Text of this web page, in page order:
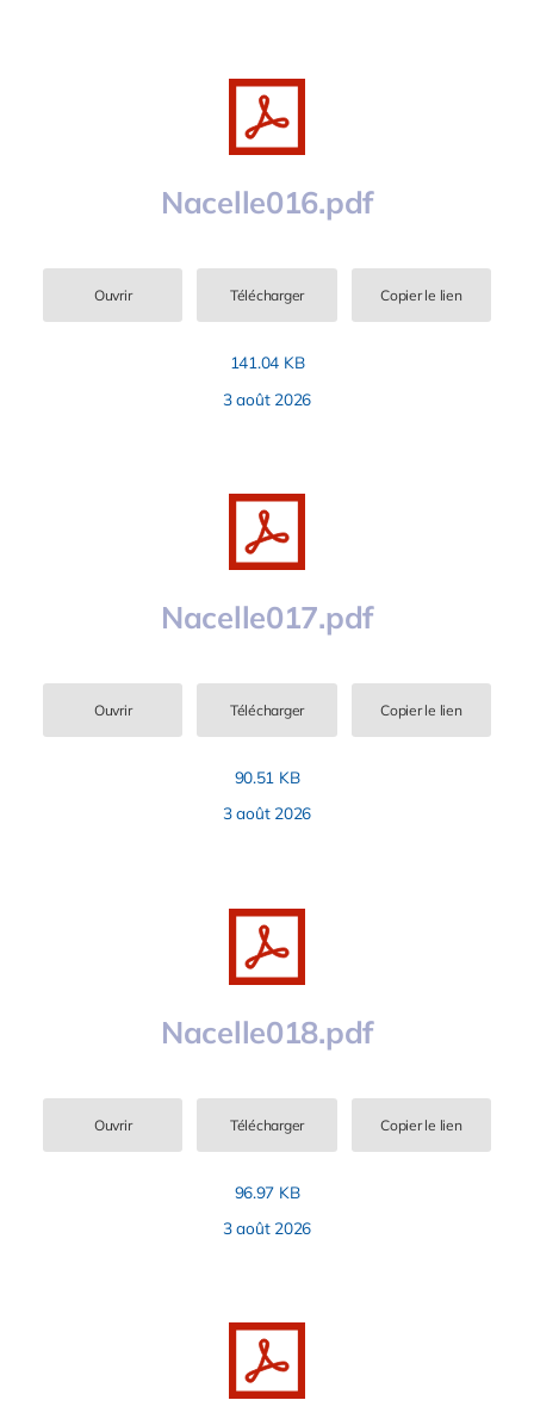
Nacelle016.pdf
Ouvrir Télécharger Copier le lien
141.04 KB
3 août 2026
Nacelle017.pdf
Ouvrir Télécharger Copier le lien
90.51 KB
3 août 2026
Nacelle018.pdf
Ouvrir Télécharger Copier le lien
96.97 KB
3 août 2026